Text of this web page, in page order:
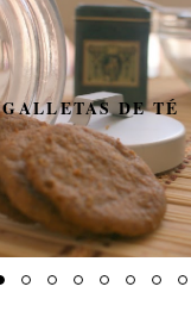
GALLETAS DE TÉ